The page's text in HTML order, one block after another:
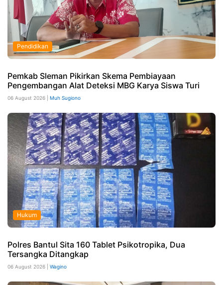
Pendidikan
Pemkab Sleman Pikirkan Skema Pembiayaan
Pengembangan Alat Deteksi MBG Karya Siswa Turi
06 August 2026 | Muh Sugiono
Hukum
Polres Bantul Sita 160 Tablet Psikotropika, Dua
Tersangka Ditangkap
06 August 2026 | Wagino